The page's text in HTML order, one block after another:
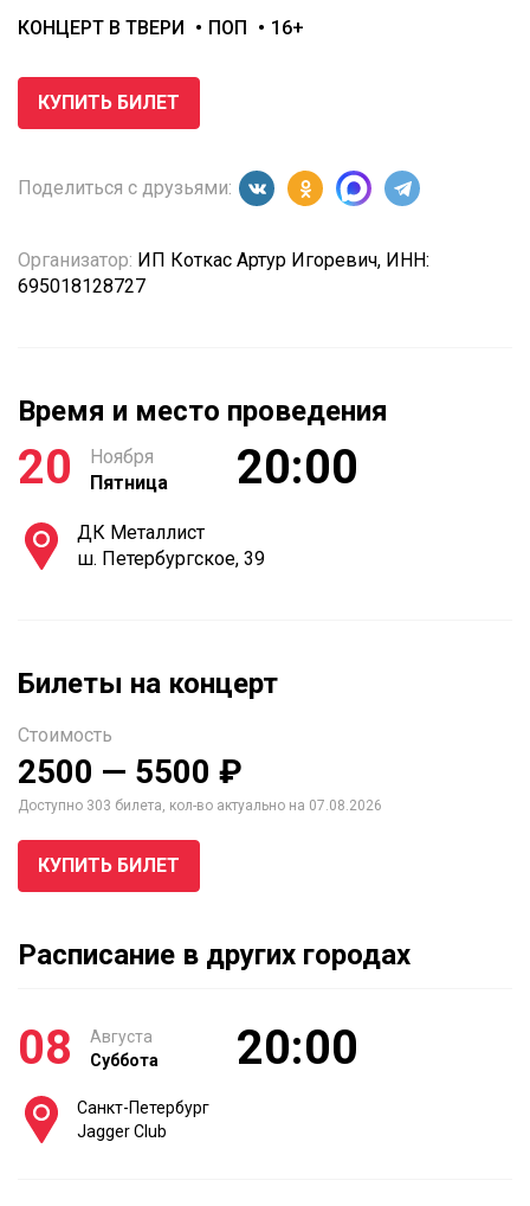
КОНЦЕРТ В ТВЕРИ ПОП 16+
КУПИТЬ БИЛЕТ
Поделиться с друзьями:
Организатор: ИП Коткас Артур Игоревич, ИНН:
695018128727
Время и место проведения
20
Ноября
Пятница
20:00
ДК Металлист
ш. Петербургское, 39
Билеты на концерт
Стоимость
2500 — 5500 ₽
Доступно 303 билета, кол-во актуально на 07.08.2026
КУПИТЬ БИЛЕТ
Расписание в других городах
08
Августа
Суббота
20:00
Санкт-Петербург
Jagger Club